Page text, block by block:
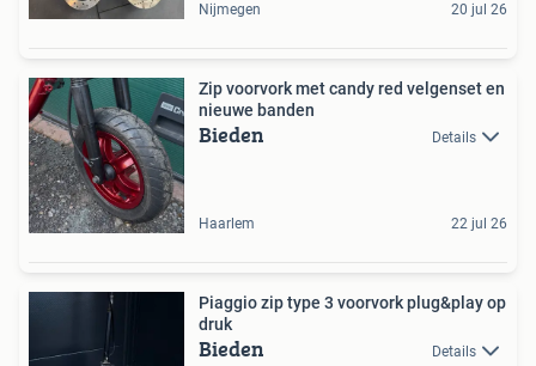
Nijmegen 20 jul 26
Zip voorvork met candy red velgenset en
nieuwe banden
Bieden Details
Haarlem 22 jul 26
Piaggio zip type 3 voorvork plug&play op
druk
Bieden Details